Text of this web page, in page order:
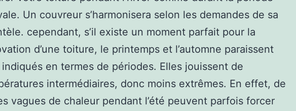
Un couvreur s’harmonisera selon les demandes de sa
cependant, s’il existe un moment parfait pour la
d’une toiture, le printemps et l’automne paraissent
en termes de périodes. Elles jouissent de
intermédiaires, donc moins extrêmes. En effet, de
vagues de chaleur pendant l’été peuvent parfois forcer